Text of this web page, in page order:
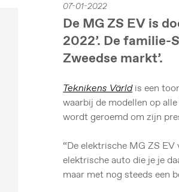
07-01-2022
De MG ZS EV is
2022’. De familie-
Zweedse markt’.
Teknikens Världis een
waarbij de modellen op
wordt geroemd om zijn
“De elektrische MG ZS
elektrische auto die je je
maar met nog steeds een